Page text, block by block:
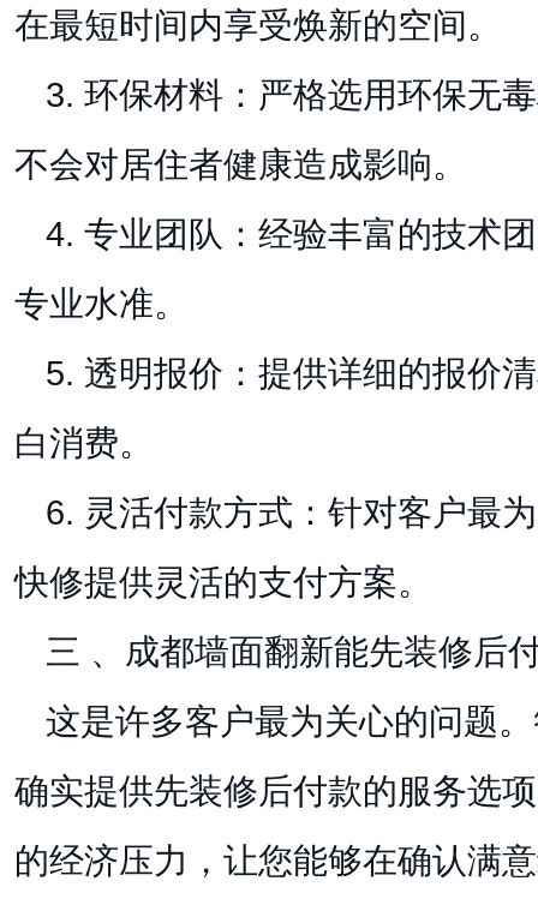
在最短时间内享受焕新的空间。
3. 环保材料：严格选用环保无
不会对居住者健康造成影响。
4. 专业团队：经验丰富的技术
专业水准。
5. 透明报价：提供详细的报价
白消费。
6. 灵活付款方式：针对客户最
快修提供灵活的支付方案。
三 、成都墙面翻新能先装修后
这是许多客户最为关心的问题
确实提供先装修后付款的服务选
的经济压力，让您能够在确认满